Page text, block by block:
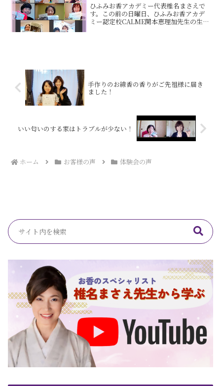
ひふみお香アカデミー代表椎名まさえで
す。この前の日曜日、ひふみお香アカデ
ミー認定校CALME関本恵理加先生の生徒
手作りのお線香の香りがご先祖様に届き
ました！
いい匂いのする家はトラブルが少ない！
ホーム お客様の声 体験会の声